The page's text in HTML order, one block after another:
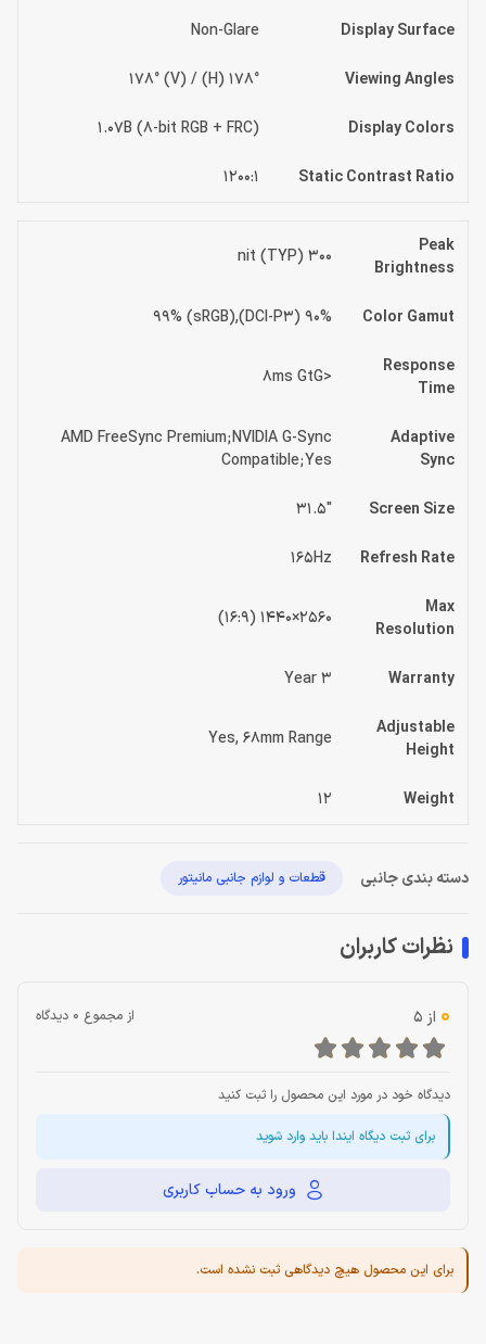
Display Surface
Non-Glare
Viewing Angles
178° (H) / 178° (V)
Display Colors
1.07B (8-bit RGB + FRC)
Static Contrast Ratio
1200:1
Peak
Brightness
300 nit (TYP)
Color Gamut
90% (DCI-P3),99% (sRGB)
Response
Time
<8ms GtG
Adaptive
Sync
AMD FreeSync Premium;NVIDIA G-Sync
Compatible;Yes
Screen Size
31.5″
Refresh Rate
165Hz
Max
Resolution
2560×1440 (16:9)
Warranty
3 Year
Adjustable
Height
Yes, 68mm Range
Weight
12
دسته بندی جانبی قطعات و لوازم جانبی مانیتور
نظرات کاربران
0 از 5 از مجموع 0 دیدگاه
دیدگاه خود در مورد این محصول را ثبت کنید
برای ثبت دیگاه ایندا باید وارد شوید
ورود به حساب کاربری
برای این محصول هیچ دیدگاهی ثبت نشده است.